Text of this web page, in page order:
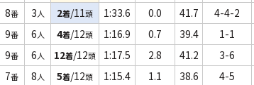
8番 3人 2着/11頭 1:33.6 0.0 41.7 4-4-2
9番 6人 4着/12頭 1:16.9 0.7 39.4 1-1
9番 6人 12着/12頭 1:17.5 2.8 41.2 3-6
7番 8人 5着/12頭 1:15.4 1.1 38.6 4-5